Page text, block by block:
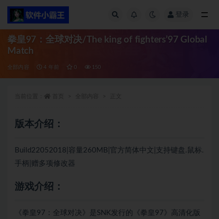
登录
拳皇97：全球对决/The king of fighters’97 Global
Match
全部内容 4 年前 0 150
版本介绍：
Build22052018|容量260MB|官方简体中文|支持键盘.鼠标.
手柄|赠多项修改器
游戏介绍：
《拳皇97：全球对决》是SNK发行的《拳皇97》高清化版